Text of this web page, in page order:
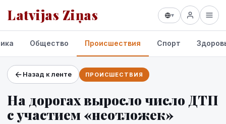
Latvijas Ziņas ▾
Проекты и сервисы
Прогноз погоды
Общество Происшествия Спорт
Назад к ленте ПРОИСШЕСТВИЯ
На дорогах выросло число ДТП
с участием «неотложек»